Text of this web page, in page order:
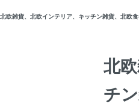
北欧雑貨、北欧インテリア、キッチン雑貨、北欧
北
チ